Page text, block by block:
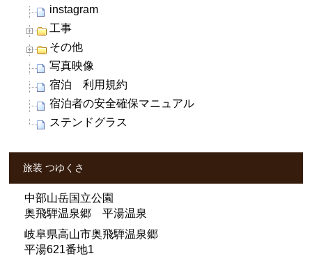
instagram
工事
その他
写真映像
宿泊 利用規約
宿泊者の安全確保マニュアル
ステンドグラス
旅装 つゆくさ
中部山岳国立公園
奥飛騨温泉郷 平湯温泉
岐阜県高山市奥飛騨温泉郷
平湯621番地1